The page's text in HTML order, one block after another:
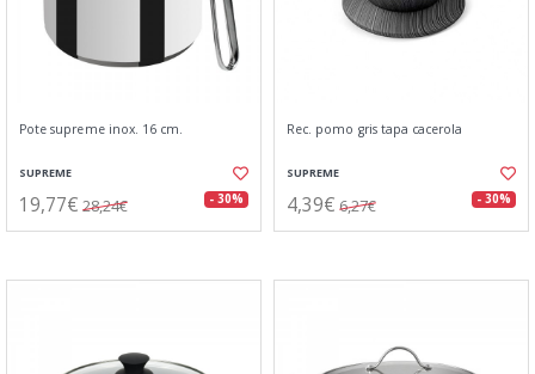
Pote supreme inox. 16 cm.
SUPREME
19,77€ 28,24€ - 30%
Rec. pomo gris tapa cacerola
SUPREME
4,39€ 6,27€ - 30%